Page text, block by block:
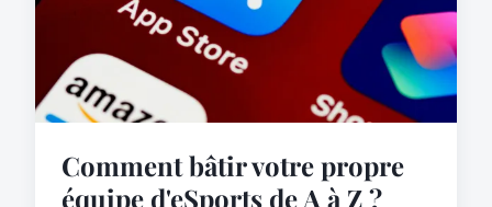
Comment bâtir votre propre
équipe d'eSports de A à Z ?